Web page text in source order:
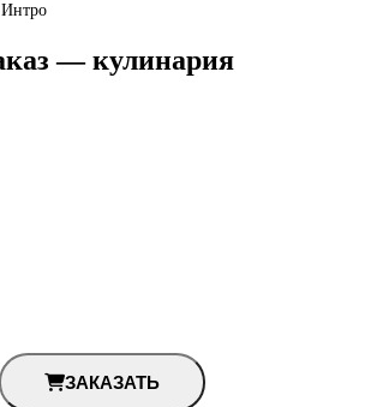
— кулинария
ЗАКАЗАТЬ